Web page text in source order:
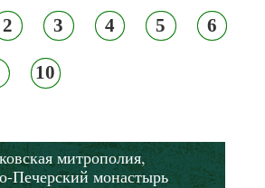
2 3 4 5 6
10
митрополия,
Печерский монастырь